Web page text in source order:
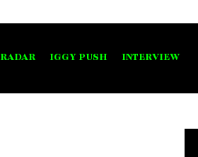
RADAR IGGY PUSH INTERVIEW